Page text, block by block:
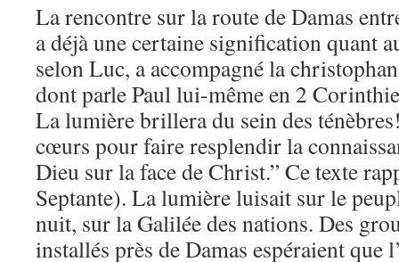
La rencontre sur la route de Damas
a déjà une certaine signification quant
selon Luc, a accompagné la
dont parle Paul lui-même en 2
La lumière brillera du sein des
cœurs pour faire resplendir la
Dieu sur la face de Christ.” Ce texte
Septante). La lumière luisait sur le
nuit, sur la Galilée des nations. Des
installés près de Damas espéraient que